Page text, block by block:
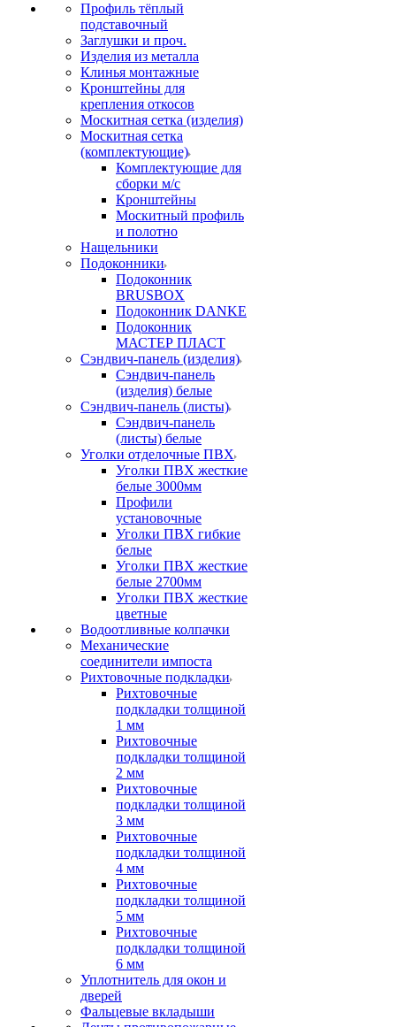
Профиль тёплый
подставочный
Заглушки и проч.
Изделия из металла
Клинья монтажные
Кронштейны для
крепления откосов
Москитная сетка (изделия)
Москитная сетка
(комплектующие)
Комплектующие для
сборки м/с
Кронштейны
Москитный профиль
и полотно
Нащельники
Подоконники
Подоконник
BRUSBOX
Подоконник DANKE
Подоконник
МАСТЕР ПЛАСТ
Сэндвич-панель (изделия)
Сэндвич-панель
(изделия) белые
Сэндвич-панель (листы)
Сэндвич-панель
(листы) белые
Уголки отделочные ПВХ
Уголки ПВХ жесткие
белые 3000мм
Профили
установочные
Уголки ПВХ гибкие
белые
Уголки ПВХ жесткие
белые 2700мм
Уголки ПВХ жесткие
цветные
Водоотливные колпачки
Механические
соединители импоста
Рихтовочные подкладки
Рихтовочные
подкладки толщиной
1 мм
Рихтовочные
подкладки толщиной
2 мм
Рихтовочные
подкладки толщиной
3 мм
Рихтовочные
подкладки толщиной
4 мм
Рихтовочные
подкладки толщиной
5 мм
Рихтовочные
подкладки толщиной
6 мм
Уплотнитель для окон и
дверей
Фальцевые вкладыши